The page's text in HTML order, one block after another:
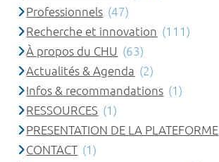
Professionnels (47)
Recherche et innovation (111)
À propos du CHU (63)
Actualités & Agenda (2)
Infos & recommandations (1)
RESSOURCES (1)
PRESENTATION DE LA PLATEFORME
CONTACT (1)